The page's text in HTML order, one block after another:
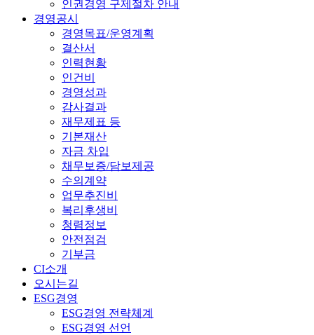
인권경영 구제절차 안내
경영공시
경영목표/운영계획
결산서
인력현황
인건비
경영성과
감사결과
재무제표 등
기본재산
자금 차입
채무보증/담보제공
수의계약
업무추진비
복리후생비
청렴정보
안전점검
기부금
CI소개
오시는길
ESG경영
ESG경영 전략체계
ESG경영 선언